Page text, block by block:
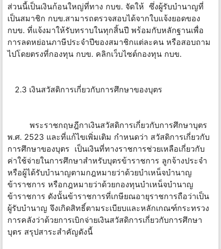
ส่วนนี้เป็นเงินก้อนใหญ่ที่ทาง กบข. จัดให้ ซึ่งผู้รับบำนาญที่
เป็นสมาชิก กบข.สามารถตรวจสอบได้จากใบแจ้งยอดของ
กบข. ที่แจ้งมาให้รับทราบในทุกสิ้นปี พร้อมกับหลักฐานเพื่อ
การลดหย่อนภาษีประจำปีของสมาชิกแต่ละคน หรือสอบถาม
ไปโดยตรงที่กองทุน กบข. คลิกเว็บไซต์กองทุน กบข.
2.3 เงินสวัสดิการเกี่ยวกับการศึกษาของบุตร
พระราชกฤษฎีกาเงินสวัสดิการเกี่ยวกับการศึกษาบุตร
พ.ศ. 2523 และที่แก้ไขเพิ่มเติม กำหนดว่า สวัสดิการเกี่ยวกับ
การศึกษาของบุตร เป็นเงินที่ทางราชการช่วยเหลือเกี่ยวกับ
ค่าใช้จ่ายในการศึกษาสำหรับบุตรข้าราชการ ลูกจ้างประจำ
หรือผู้ได้รับบำนาญตามกฎหมายว่าด้วยบำเหน็จบำนาญ
ข้าราชการ หรือกฎหมายว่าด้วยกองทุนบำเหน็จบำนาญ
ข้าราชการ ดังนั้นข้าราชการที่เกษียณอายุราชการถือว่าเป็น
ผู้รับบำนาญ จึงเกิดสิทธิ์ตามระเบียบและหลักเกณฑ์กระทรวง
การคลังว่าด้วยการเบิกจ่ายเงินสวัสดิการเกี่ยวกับการศึกษา
บุตร สรุปสาระสำคัญดังนี้